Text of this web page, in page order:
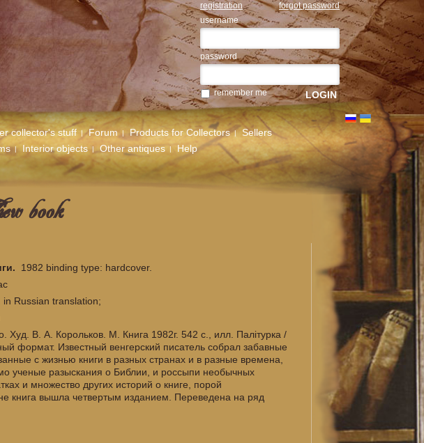
registration
forgot password
username
password
remember me
collector's stuff Forum Products for Collectors
Sellers
Interior objects Other antiques Help
book
1982 binding type: hardcover.
Russian translation;
Худ. В. А. Корольков. М. Книга 1982г. 542 с., илл. Палiтурка /
формат. Известный венгерский писатель собрал забавные
с жизнью книги в разных странах и в разные времена,
ученые разыскания о Библии, и россыпи необычных
и множество других историй о книге, порой
книга вышла четвертым изданием. Переведена на ряд